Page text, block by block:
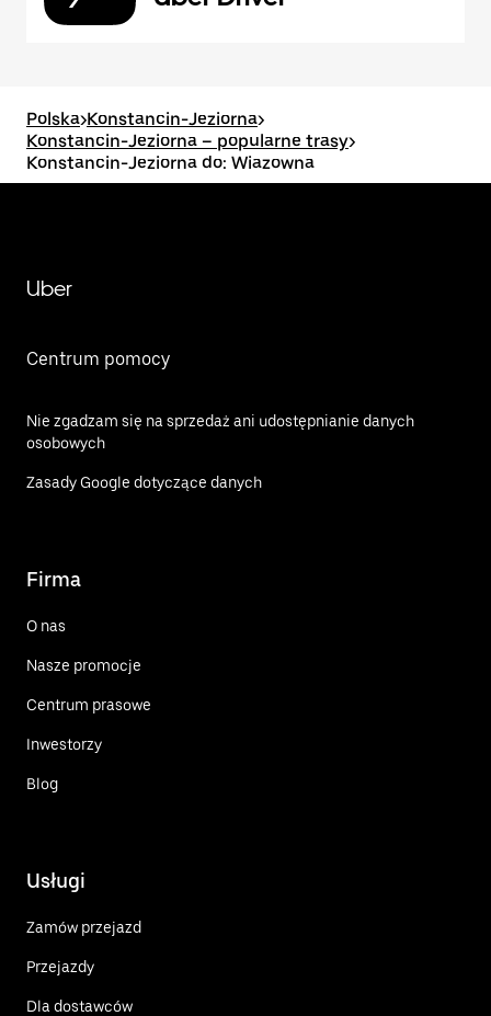
Polska>Konstancin-Jeziorna>
Konstancin-Jeziorna – popularne trasy>
Konstancin-Jeziorna do: Wiazowna
Uber
Centrum pomocy
Nie zgadzam się na sprzedaż ani udostępnianie danych
osobowych
Zasady Google dotyczące danych
Firma
O nas
Nasze promocje
Centrum prasowe
Inwestorzy
Blog
Usługi
Zamów przejazd
Przejazdy
Dla dostawców